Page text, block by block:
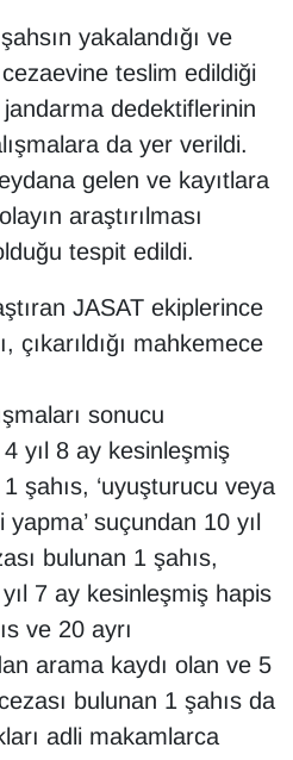
yakalandığı ve
teslim edildiği
dedektiflerinin
da yer verildi.
gelen ve kayıtlara
araştırılması
tespit edildi.
JASAT ekiplerince
çıkarıldığı mahkemece
sonucu
4 yıl 8 ay kesinleşmiş
şahıs, ‘uyuşturucu veya
suçundan 10 yıl
bulunan 1 şahıs,
yıl 7 ay kesinleşmiş hapis
ve 20 ayrı
arama kaydı olan ve 5
bulunan 1 şahıs da
adli makamlarca